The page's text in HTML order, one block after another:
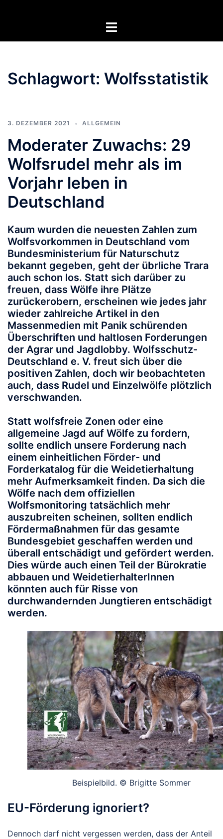
Menü
Schlagwort: Wolfsstatistik
3. DEZEMBER 2021 ALLGEMEIN
Moderater Zuwachs: 29
Wolfsrudel mehr als im
Vorjahr leben in
Deutschland
Kaum wurden die neuesten Zahlen zum
Wolfsvorkommen in Deutschland vom
Bundesministerium für Naturschutz
bekannt gegeben, geht der übrliche Trara
auch schon los. Statt sich darüber zu
freuen, dass Wölfe ihre Plätze
zurückerobern, erscheinen wie jedes jahr
wieder zahlreiche Artikel in den
Massenmedien mit Panik schürenden
Überschriften und haltlosen Forderungen
der Agrar und Jagdlobby. Wolfsschutz-
Deutschland e. V. freut sich über die
positiven Zahlen, doch wir beobachteten
auch, dass Rudel und Einzelwölfe plötzlich
verschwanden.
Statt wolfsfreie Zonen oder eine
allgemeine Jagd auf Wölfe zu fordern,
sollte endlich unsere Forderung nach
einem einheitlichen Förder- und
Forderkatalog für die Weidetierhaltung
mehr Aufmerksamkeit finden. Da sich die
Wölfe nach dem offiziellen
Wolfsmonitoring tatsächlich mehr
auszubreiten scheinen, sollten endlich
Fördermaßnahmen für das gesamte
Bundesgebiet geschaffen werden und
überall entschädigt und gefördert werden.
Dies würde auch einen Teil der Bürokratie
abbauen und WeidetierhalterInnen
könnten auch für Risse von
durchwandernden Jungtieren entschädigt
werden.
Beispielbild. © Brigitte Sommer
EU-Förderung ignoriert?
Dennoch darf nicht vergessen werden, dass der Anteil